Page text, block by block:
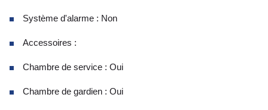
Système d'alarme : Non
Accessoires :
Chambre de service : Oui
Chambre de gardien : Oui